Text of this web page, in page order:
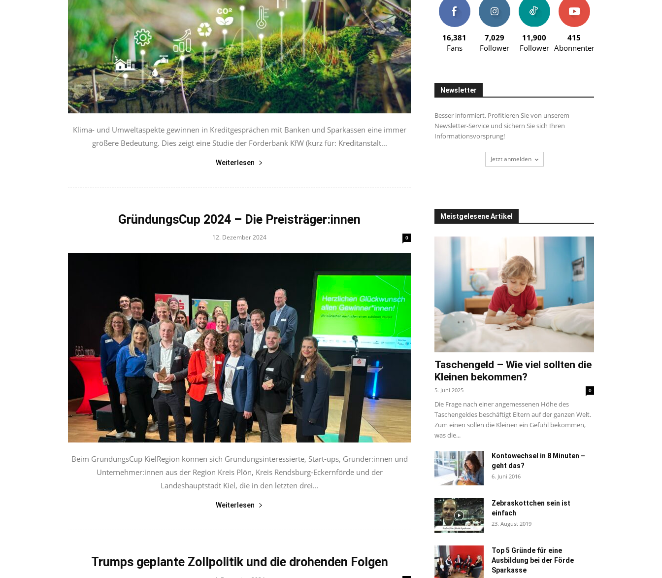
Klima- und Umweltaspekte gewinnen in Kreditgesprächen mit Banken und Sparkassen eine immer
größere Bedeutung. Dies zeigt eine Studie der Förderbank KfW (kurz für: Kreditanstalt...
Weiterlesen
GründungsCup 2024 – Die Preisträger:innen
12. Dezember 2024 0
Beim GründungsCup KielRegion können sich Gründungsinteressierte, Start-ups, Gründer:innen und
Unternehmer:innen aus der Region Kreis Plön, Kreis Rendsburg-Eckernförde und der
Landeshauptstadt Kiel, die in den letzten drei...
Weiterlesen
Trumps geplante Zollpolitik und die drohenden Folgen
16,381
Fans
7,029
Follower
11,900
Follower
415
Abonnenten
Newsletter
Besser informiert. Profitieren Sie von unserem
Newsletter-Service und sichern Sie sich Ihren
Informationsvorsprung!
Jetzt anmelden
Meistgelesene Artikel
Taschengeld – Wie viel sollten die
Kleinen bekommen?
5. Juni 2025 0
Die Frage nach einer angemessenen Höhe des
Taschengeldes beschäftigt Eltern auf der ganzen Welt.
Zum einen sollen die Kleinen ein Gefühl bekommen,
was die...
Kontowechsel in 8 Minuten –
geht das?
6. Juni 2016
Zebraskottchen sein ist
einfach
23. August 2019
Top 5 Gründe für eine
Ausbildung bei der Förde
Sparkasse